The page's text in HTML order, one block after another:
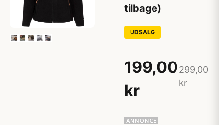
tilbage)
UDSALG
199,00
kr
299,00
kr